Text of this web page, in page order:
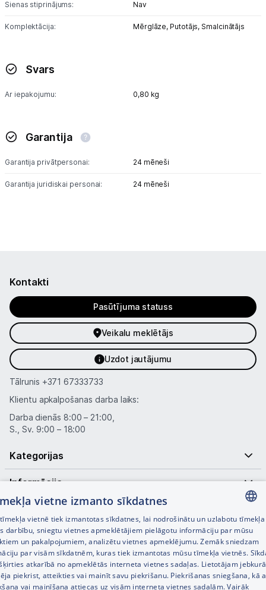
Sienas stiprinājums: Nav
Komplektācija: Mērglāze, Putotājs, Smalcinātājs
Svars
Ar iepakojumu: 0,80 kg
Garantija
Garantija privātpersonai: 24 mēneši
Garantija juridiskai personai: 24 mēneši
Kontakti
Pasūtījuma statuss
Veikalu meklētājs
Uzdot jautājumu
Tālrunis +371 67333733
Klientu apkalpošanas darba laiks:
Darba dienās 8:00 – 21:00,
S., Sv. 9:00 – 18:00
Kategorijas
Informācija
Noderīgas saites
LATVIAN
RUSSIAN
ENGLISH
vietne izmanto sīkdatnes
vietnē tiek izmantotas sīkdatnes, lai nodrošinātu un uzlabotu tīmekļa
darbību, sniegtu vietnes apmeklētājiem pielāgotu informāciju par mūsu
un pakalpojumiem, analizētu vietnes apmeklējumu. Zemāk sniedzam
par visām sīkdatnēm, kuras tiek izmantotas mūsu tīmekļa vietnēs.
atkarībā no apmeklētās interneta vietnes sadaļas. Lietotājam
piekrist, atteikties vai mainīt savu piekrišanu. Piekrišanas sniegšana, kā
vai mainīšana attiecas uz visām interneta vietnes sadaļām. Vairāk